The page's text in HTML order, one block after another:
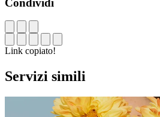
Link copiato!
Servizi simili